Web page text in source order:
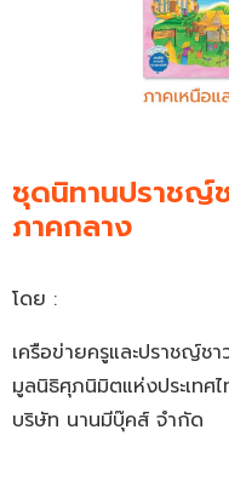
ชุดนิทานปราชญ์
ภาคกลาง
โดย :
เครือข่ายครูและปราชญ์ชา
มูลนิธิศุภนิมิตแห่งประเทศ
บริษัท นานมีบุ๊คส์ จำกัด